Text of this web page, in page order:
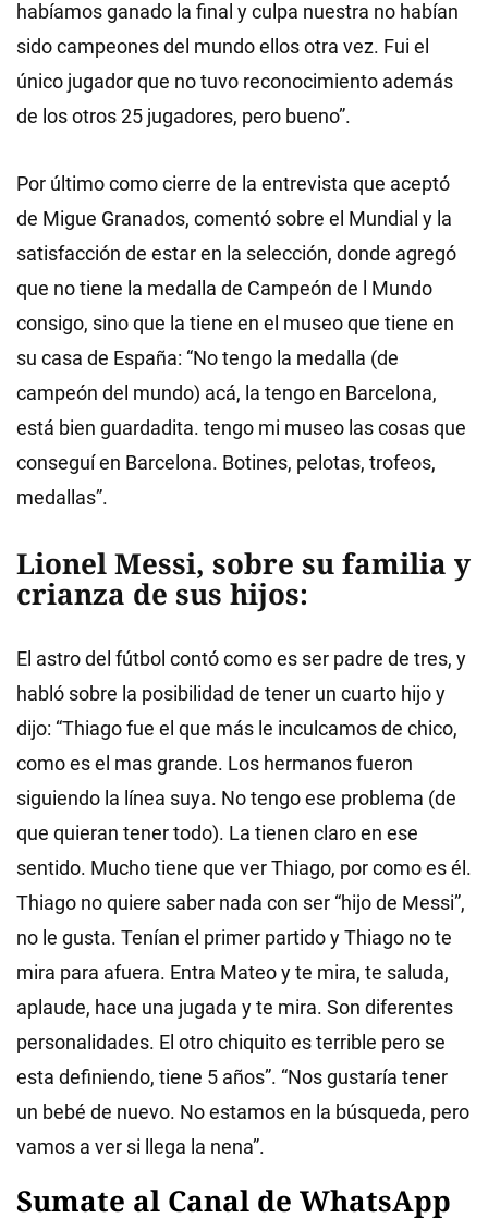
habíamos ganado la final y culpa nuestra no habían
sido campeones del mundo ellos otra vez. Fui el
único jugador que no tuvo reconocimiento además
de los otros 25 jugadores, pero bueno”.
Por último como cierre de la entrevista que aceptó
de Migue Granados, comentó sobre el Mundial y la
satisfacción de estar en la selección, donde agregó
que no tiene la medalla de Campeón de l Mundo
consigo, sino que la tiene en el museo que tiene en
su casa de España: “No tengo la medalla (de
campeón del mundo) acá, la tengo en Barcelona,
está bien guardadita. tengo mi museo las cosas que
conseguí en Barcelona. Botines, pelotas, trofeos,
medallas”.
Lionel Messi, sobre su familia y
crianza de sus hijos:
El astro del fútbol contó como es ser padre de tres, y
habló sobre la posibilidad de tener un cuarto hijo y
dijo: “Thiago fue el que más le inculcamos de chico,
como es el mas grande. Los hermanos fueron
siguiendo la línea suya. No tengo ese problema (de
que quieran tener todo). La tienen claro en ese
sentido. Mucho tiene que ver Thiago, por como es él.
Thiago no quiere saber nada con ser “hijo de Messi”,
no le gusta. Tenían el primer partido y Thiago no te
mira para afuera. Entra Mateo y te mira, te saluda,
aplaude, hace una jugada y te mira. Son diferentes
personalidades. El otro chiquito es terrible pero se
esta definiendo, tiene 5 años”. “Nos gustaría tener
un bebé de nuevo. No estamos en la búsqueda, pero
vamos a ver si llega la nena”.
Sumate al Canal de WhatsApp